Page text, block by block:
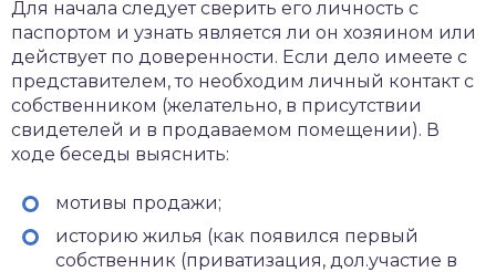
Для начала следует сверить его личность с
паспортом и узнать является ли он хозяином или
действует по доверенности. Если дело имеете с
представителем, то необходим личный контакт с
собственником (желательно, в присутствии
свидетелей и в продаваемом помещении). В
ходе беседы выяснить:
мотивы продажи;
историю жилья (как появился первый
собственник (приватизация, дол.участие в